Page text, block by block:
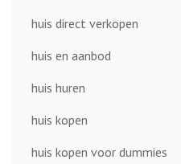
huis direct verkopen
huis en aanbod
huis huren
huis kopen
huis kopen voor dummies